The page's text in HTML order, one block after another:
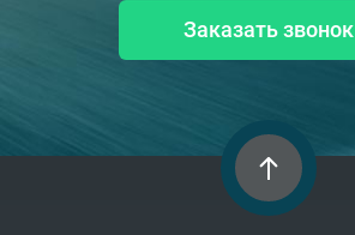
Заказать звонок